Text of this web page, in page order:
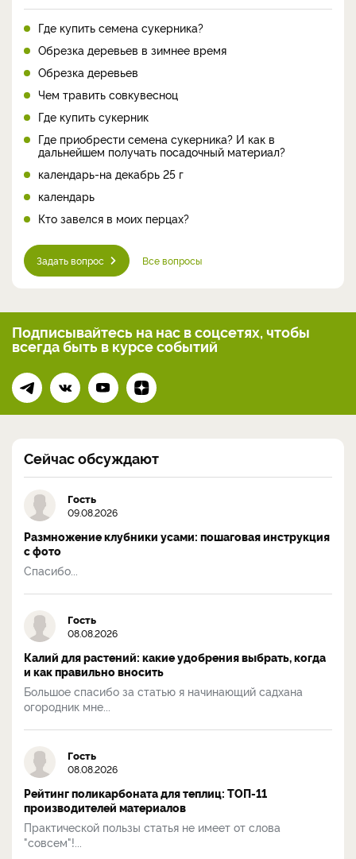
Где купить семена сукерника?
Обрезка деревьев в зимнее время
Обрезка деревьев
Чем травить совкувесноц
Где купить сукерник
Где приобрести семена сукерника? И как в
дальнейшем получать посадочный материал?
календарь-на декабрь 25 г
календарь
Кто завелся в моих перцах?
Задать вопрос Все вопросы
Подписывайтесь на нас в соцсетях, чтобы
всегдабыть в курсе событий
Сейчас обсуждают
Гость
09.08.2026
Размножение клубники усами: пошаговая инструкция
с фото
Спасибо...
Гость
08.08.2026
Калий для растений: какие удобрения выбрать, когда
и как правильно вносить
Большое спасибо за статью я начинающий садхана
огородник мне...
Гость
08.08.2026
Рейтинг поликарбоната для теплиц: ТОП-11
производителей материалов
Практической пользы статья не имеет от слова
"совсем"!...